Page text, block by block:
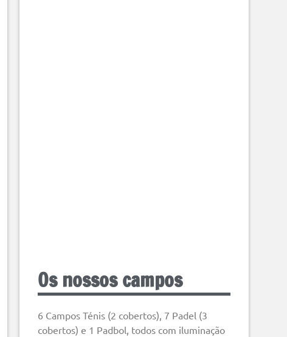
Os nossos campos
6 Campos Ténis (2 cobertos), 7 Padel (3
cobertos) e 1 Padbol, todos com iluminação